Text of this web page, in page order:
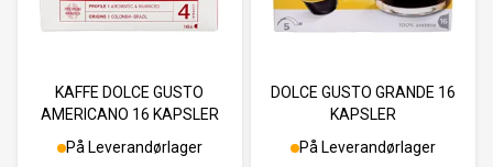
KAFFE DOLCE GUSTO
AMERICANO 16 KAPSLER
På Leverandørlager
DOLCE GUSTO GRANDE 16
KAPSLER
På Leverandørlager